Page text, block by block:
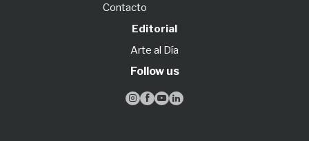
Contacto
Editorial
Arte al Día
Follow us
   